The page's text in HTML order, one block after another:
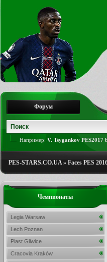
Форум
Например: V. Tsygankov PES2017
PES-STARS.CO.UA» Faces PES
Чемпионаты
Legia Warsaw
Lech Poznan
Piast Gliwice
Cracovia Kraków